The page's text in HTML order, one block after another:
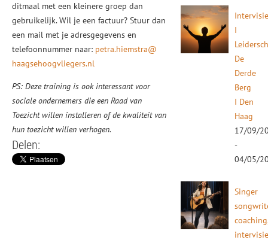
ditmaal met een kleinere groep dan
gebruikelijk. Wil je een factuur? Stuur dan
een mail met je adresgegevens en
telefoonnummer naar: petra.hiemstra@
haagsehoogvliegers.nl
PS: Deze training is ook interessant voor
sociale ondernemers die een Raad van
Toezicht willen installeren of de kwaliteit van
hun toezicht willen verhogen.
Delen:
I
De
Derde
Berg
I Den
Haag
17/09/
-
04/05/
Singer